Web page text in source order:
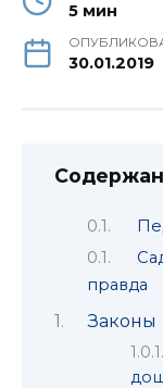
5 мин
30.01.2019
правда
Законы